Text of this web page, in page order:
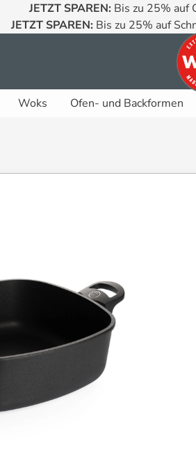
JETZT SPAREN: Bis zu 25% auf
JETZT SPAREN: Bis zu 25% auf
Woks Ofen- und Backformen